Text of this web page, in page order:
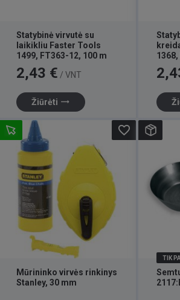
Statybinė virvutė su
laikikliu Faster Tools
1499, FT363-12, 100 m
Kaina
2,43 € / VNT
Žiūrėti trending_flat
Kaina
Mūrininko virvės rinkinys
Stanley, 30 mm
favorite_border
TIK